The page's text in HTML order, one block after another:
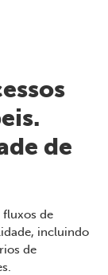
de
fluxos de
incluindo
de